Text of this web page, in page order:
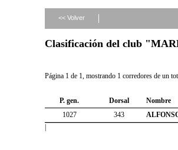
<< Volver
Clasificación del club
Página 1 de 1, mostrando 1 corredores de un
P. gen. Dorsal
Nombre
1027
343
|